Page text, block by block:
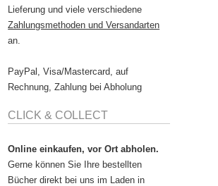
Lieferung und viele verschiedene
Zahlungsmethoden und Versandarten
an.
PayPal, Visa/Mastercard, auf
Rechnung, Zahlung bei Abholung
CLICK & COLLECT
Online einkaufen, vor Ort abholen.
Gerne können Sie Ihre bestellten
Bücher direkt bei uns im Laden in